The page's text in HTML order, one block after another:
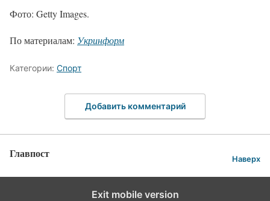
Фото: Getty Images.
По материалам: Укринформ
Категории: Спорт
Добавить комментарий
Главпост Наверх
Exit mobile version